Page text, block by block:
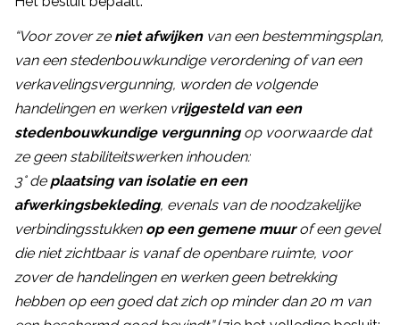
“Voor zover ze niet afwijkenvan een bestemmingsplan,
van een stedenbouwkundige verordening of van een
verkavelingsvergunning, worden de volgende
handelingen en werken vrijgesteld van een
stedenbouwkundige vergunningop voorwaarde dat
ze geen stabiliteitswerken inhouden:
3° de plaatsing van isolatie en een
afwerkingsbekleding, evenals van de noodzakelijke
verbindingsstukken op een gemene muurof een gevel
die niet zichtbaar is vanaf de openbare ruimte, voor
zover de handelingen en werken geen betrekking
hebben op een goed dat zich op minder dan 20 m van